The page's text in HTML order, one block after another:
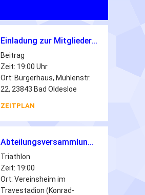
Einladung zur Mitgliederversammlung des VfL Oldesloe von 1862 e.V.
Beitrag
Zeit: 19:00 Uhr
Ort: Bürgerhaus, Mühlenstr.
22, 23843 Bad Oldesloe
ZEITPLAN
Abteilungsversammlung Triathlon 2026
Triathlon
Zeit: 19:00
Ort: Vereinsheim im
Travestadion (Konrad-